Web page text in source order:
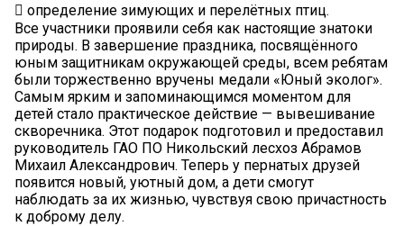
 определение зимующих и перелётных птиц.
Все участники проявили себя как настоящие знатоки
природы. В завершение праздника, посвящённого
юным защитникам окружающей среды, всем ребятам
были торжественно вручены медали «Юный эколог».
Самым ярким и запоминающимся моментом для
детей стало практическое действие — вывешивание
скворечника. Этот подарок подготовил и предоставил
руководитель ГАО ПО Никольский лесхоз Абрамов
Михаил Александрович. Теперь у пернатых друзей
появится новый, уютный дом, а дети смогут
наблюдать за их жизнью, чувствуя свою причастность
к доброму делу.